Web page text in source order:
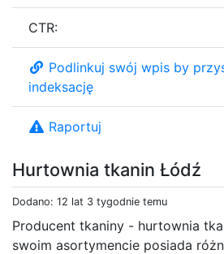
Hurtownia tkanin Łódź
Dodano: 12 lat 3 tygodnie temu
Producent tkaniny - hurtownia
swoim asortymencie posiada
CTR:
Podlinkuj swój wpis by
indeksację
Raportuj